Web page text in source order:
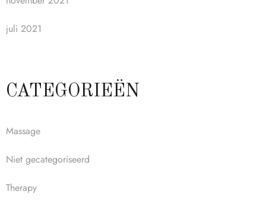
juli 2021
CATEGORIEËN
Massage
Niet gecategoriseerd
Therapy